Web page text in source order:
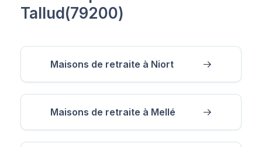
Tallud(79200)
Maisons de retraite à Niort
Maisons de retraite à Mellé